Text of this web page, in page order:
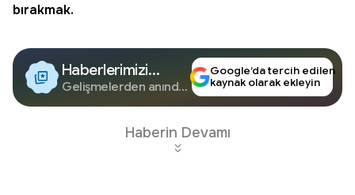
bırakmak.
Haberlerimizi
Google'da Takip
Edin
Gelişmelerden anında
Google’da tercih edilen
kaynak olarak ekleyin
Haberin Devamı